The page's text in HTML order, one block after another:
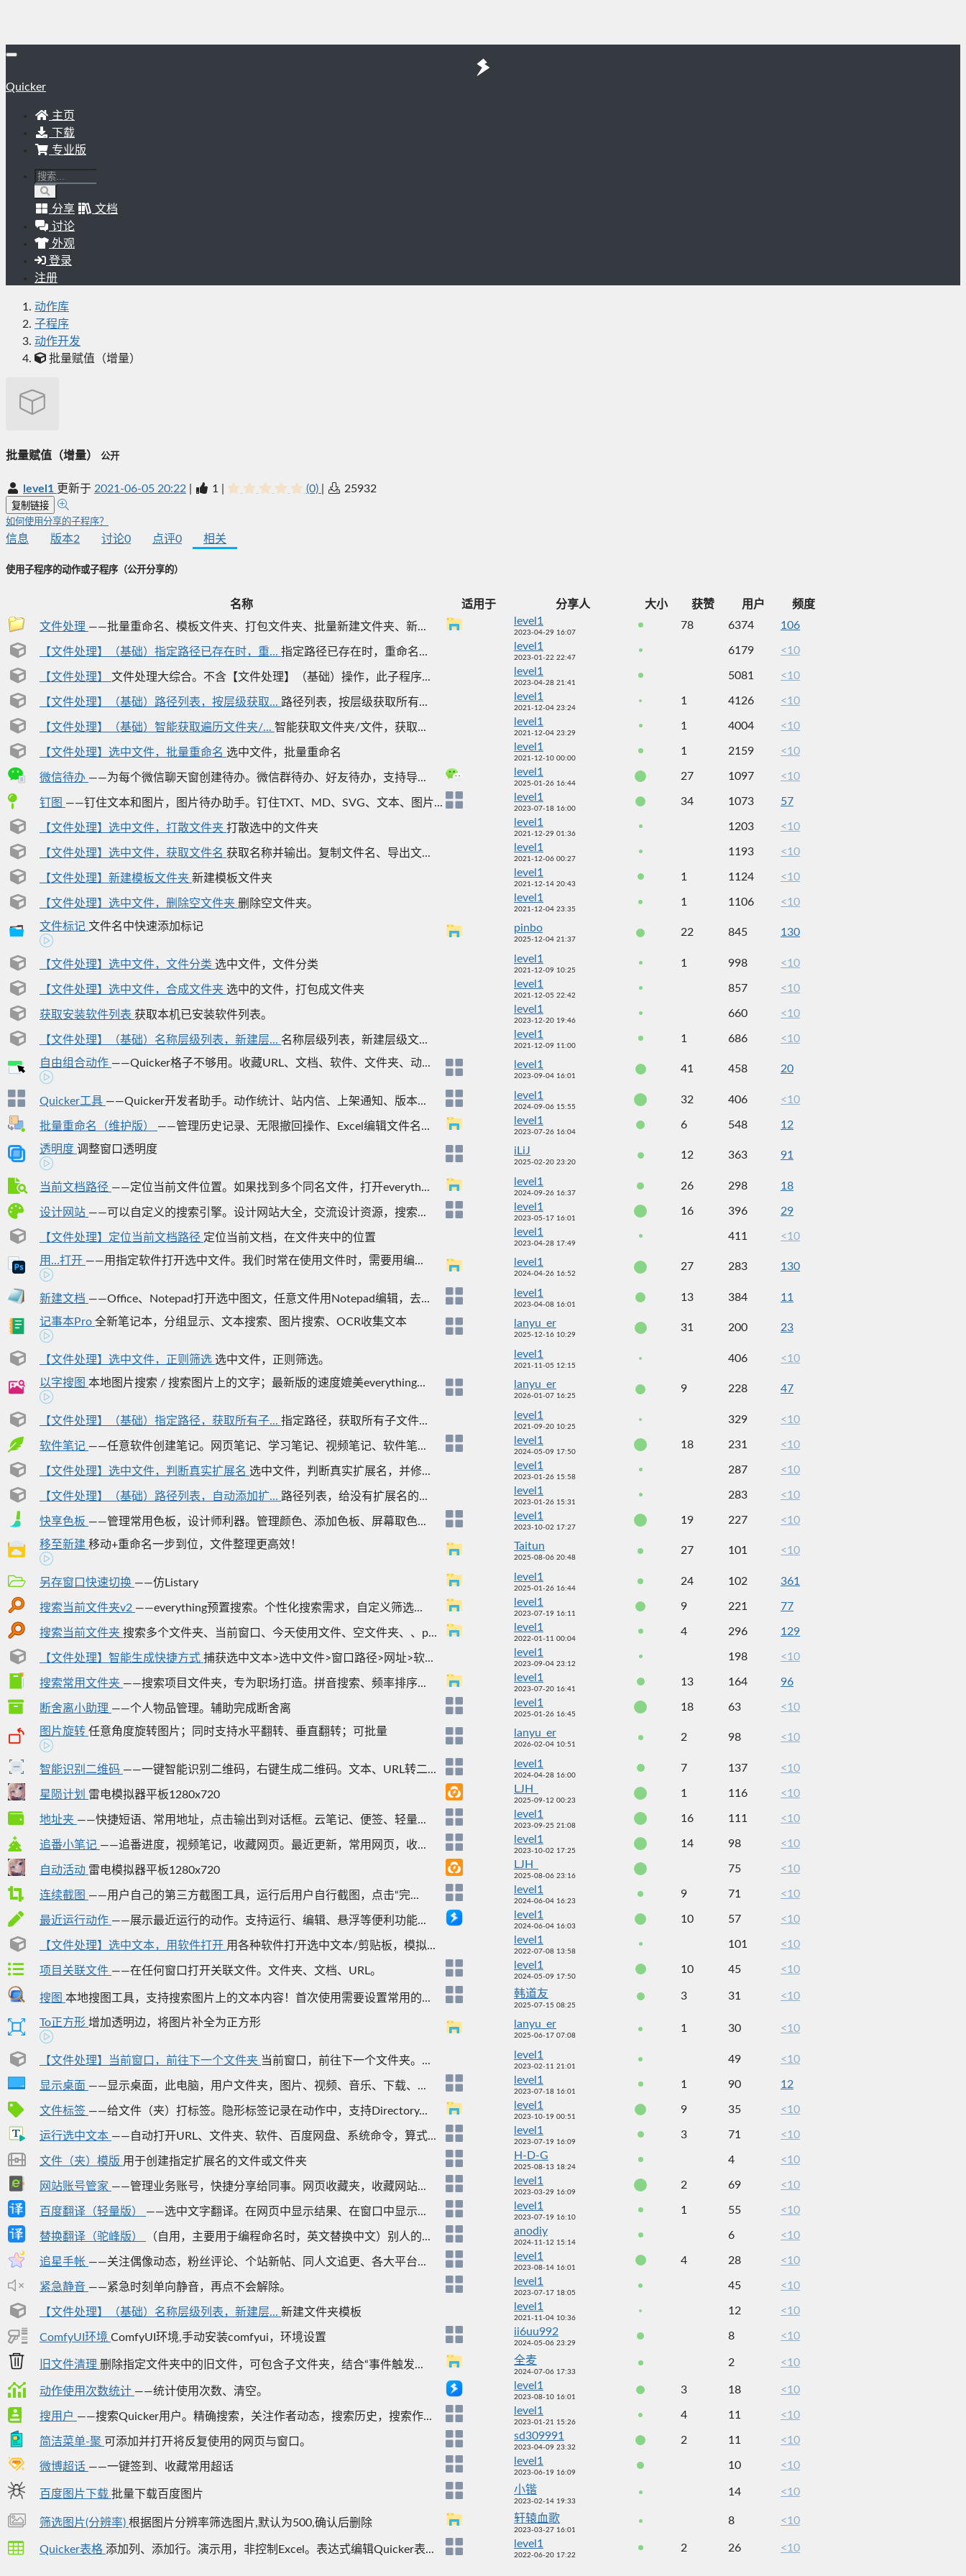
Quicker
主页
下载
专业版
分享
文档
讨论
外观
登录
注册
动作库
子程序
动作开发
批量赋值（增量）
批量赋值（增量） 公开
level1 更新于 2021-06-05 20:22 1 (0) 25932
复制链接
如何使用分享的子程序？
信息 版本2 讨论0 点评0 相关
使用子程序的动作或子程序（公开分享的）
名称 适用于 分享人 大小 获赞 用户
频度
文件处理 ——批量重命名、模板文件夹、打包文件夹、批量新建文件夹、新... level1
2023-04-29 16:07
78 6374 106
【文件处理】（基础）指定路径已存在时，重... 指定路径已存在时，重命名... level1
2023-01-22 22:47
6179 <10
【文件处理】 文件处理大综合。不含【文件处理】（基础）操作，此子程序... level1
2023-04-28 21:41
5081 <10
【文件处理】（基础）路径列表，按层级获取... 路径列表，按层级获取所有... level1
2021-12-04 23:24
1 4126 <10
【文件处理】（基础）智能获取遍历文件夹/... 智能获取文件夹/文件，获取... level1
2021-12-04 23:29
1 4004 <10
【文件处理】选中文件，批量重命名 选中文件，批量重命名 level1
2021-12-10 00:00
1 2159 <10
微信待办 ——为每个微信聊天窗创建待办。微信群待办、好友待办，支持导... level1
2025-01-26 16:44
27 1097 <10
钉图 ——钉住文本和图片，图片待办助手。钉住TXT、MD、SVG、文本、图片... level1
2023-07-18 16:00
34 1073 57
【文件处理】选中文件，打散文件夹 打散选中的文件夹 level1
2021-12-29 01:36
1203 <10
【文件处理】选中文件，获取文件名 获取名称并输出。复制文件名、导出文... level1
2021-12-06 00:27
1193 <10
【文件处理】新建模板文件夹 新建模板文件夹 level1
2021-12-14 20:43
1 1124 <10
【文件处理】选中文件，删除空文件夹 删除空文件夹。 level1
2021-12-04 23:35
1 1106 <10
文件标记 文件名中快速添加标记 pinbo
2025-12-04 21:37
22 845 130
【文件处理】选中文件，文件分类 选中文件，文件分类 level1
2021-12-09 10:25
1 998 <10
【文件处理】选中文件，合成文件夹 选中的文件，打包成文件夹 level1
2021-12-05 22:42
857 <10
获取安装软件列表 获取本机已安装软件列表。 level1
2023-12-20 19:46
660 <10
【文件处理】（基础）名称层级列表，新建层... 名称层级列表，新建层级文... level1
2021-12-09 11:00
1 686 <10
自由组合动作 ——Quicker格子不够用。收藏URL、文档、软件、文件夹、动... level1
2023-09-04 16:01
41 458 20
Quicker工具 ——Quicker开发者助手。动作统计、站内信、上架通知、版本... level1
2024-09-06 15:55
32 406 <10
批量重命名（维护版） ——管理历史记录、无限撤回操作、Excel编辑文件名... level1
2023-07-26 16:04
6 548 12
透明度 调整窗口透明度 iLiJ
2025-02-20 23:20
12 363 91
当前文档路径 ——定位当前文件位置。如果找到多个同名文件，打开everyth... level1
2024-09-26 16:37
26 298 18
设计网站 ——可以自定义的搜索引擎。设计网站大全，交流设计资源，搜索... level1
2023-05-17 16:01
16 396 29
【文件处理】定位当前文档路径 定位当前文档，在文件夹中的位置 level1
2023-04-28 17:49
411 <10
用…打开 ——用指定软件打开选中文件。我们时常在使用文件时，需要用编... level1
2024-04-26 16:52
27 283 130
新建文档 ——Office、Notepad打开选中图文，任意文件用Notepad编辑，去... level1
2023-04-08 16:01
13 384 11
记事本Pro 全新笔记本，分组显示、文本搜索、图片搜索、OCR收集文本 lanyu_er
2025-12-16 10:29
31 200 23
【文件处理】选中文件，正则筛选 选中文件，正则筛选。 level1
2021-11-05 12:15
406 <10
以字搜图 本地图片搜索 / 搜索图片上的文字；最新版的速度媲美everything... lanyu_er
2026-01-07 16:25
9 228 47
【文件处理】（基础）指定路径，获取所有子... 指定路径，获取所有子文件... level1
2021-09-20 10:25
329 <10
软件笔记 ——任意软件创建笔记。网页笔记、学习笔记、视频笔记、软件笔... level1
2024-05-09 17:50
18 231 <10
【文件处理】选中文件，判断真实扩展名 选中文件，判断真实扩展名，并修... level1
2023-01-26 15:58
287 <10
【文件处理】（基础）路径列表，自动添加扩... 路径列表，给没有扩展名的... level1
2023-01-26 15:31
283 <10
快享色板 ——管理常用色板，设计师利器。管理颜色、添加色板、屏幕取色... level1
2023-10-02 17:27
19 227 <10
移至新建 移动+重命名一步到位，文件整理更高效！ Taitun
2025-08-06 20:48
27 101 <10
另存窗口快速切换 ——仿Listary level1
2025-01-26 16:44
24 102 361
搜索当前文件夹v2 ——everything预置搜索。个性化搜索需求，自定义筛选... level1
2023-07-19 16:11
9 221 77
搜索当前文件夹 搜索多个文件夹、当前窗口、今天使用文件、空文件夹、、p... level1
2022-01-11 00:04
4 296 129
【文件处理】智能生成快捷方式 捕获选中文本>选中文件>窗口路径>网址>软... level1
2023-09-04 23:12
198 <10
搜索常用文件夹 ——搜索项目文件夹，专为职场打造。拼音搜索、频率排序... level1
2023-07-20 16:41
13 164 96
断舍离小助理 ——个人物品管理。辅助完成断舍离 level1
2025-01-26 16:45
18 63 <10
图片旋转 任意角度旋转图片；同时支持水平翻转、垂直翻转；可批量 lanyu_er
2026-02-04 10:51
2 98 <10
智能识别二维码 ——一键智能识别二维码，右键生成二维码。文本、URL转二... level1
2024-04-28 16:00
7 137 <10
星陨计划 雷电模拟器平板1280x720 LJH_
2025-09-12 00:23
1 116 <10
地址夹 ——快捷短语、常用地址，点击输出到对话框。云笔记、便签、轻量... level1
2023-09-25 21:08
16 111 <10
追番小笔记 ——追番进度，视频笔记，收藏网页。最近更新，常用网页，收... level1
2023-10-02 17:25
14 98 <10
自动活动 雷电模拟器平板1280x720 LJH_
2025-08-06 23:16
75 <10
连续截图 ——用户自己的第三方截图工具，运行后用户自行截图，点击“完... level1
2024-06-04 16:23
9 71 <10
最近运行动作 ——展示最近运行的动作。支持运行、编辑、悬浮等便利功能... level1
2024-06-04 16:03
10 57 <10
【文件处理】选中文本，用软件打开 用各种软件打开选中文本/剪贴板，模拟... level1
2022-07-08 13:58
101 <10
项目关联文件 ——在任何窗口打开关联文件。文件夹、文档、URL。 level1
2024-05-09 17:50
10 45 <10
搜图 本地搜图工具，支持搜索图片上的文本内容！首次使用需要设置常用的... 韩道友
2025-07-15 08:25
3 31 <10
To正方形 增加透明边，将图片补全为正方形 lanyu_er
2025-06-17 07:08
1 30 <10
【文件处理】当前窗口，前往下一个文件夹 当前窗口，前往下一个文件夹。... level1
2023-02-11 21:01
49 <10
显示桌面 ——显示桌面，此电脑，用户文件夹，图片、视频、音乐、下载、... level1
2023-07-18 16:01
1 90 12
文件标签 ——给文件（夹）打标签。隐形标签记录在动作中，支持Directory... level1
2023-10-19 00:51
9 35 <10
运行选中文本 ——自动打开URL、文件夹、软件、百度网盘、系统命令，算式... level1
2023-07-19 16:09
3 71 <10
文件（夹）模版 用于创建指定扩展名的文件或文件夹 H-D-G
2025-08-13 18:24
4 <10
网站账号管家 ——管理业务账号，快捷分享给同事。网页收藏夹，收藏网站... level1
2023-03-29 16:09
2 69 <10
百度翻译（轻量版） ——选中文字翻译。在网页中显示结果、在窗口中显示... level1
2023-07-19 16:10
1 55 <10
替换翻译（驼峰版） （自用，主要用于编程命名时，英文替换中文）别人的... anodiy
2024-11-12 15:14
6 <10
追星手帐 ——关注偶像动态，粉丝评论、个站新帖、同人文追更、各大平台... level1
2023-08-14 16:01
4 28 <10
紧急静音 ——紧急时刻单向静音，再点不会解除。 level1
2023-07-17 18:05
45 <10
【文件处理】（基础）名称层级列表，新建层... 新建文件夹模板 level1
2021-11-04 10:36
12 <10
ComfyUI环境 ComfyUI环境,手动安装comfyui，环境设置 ii6uu992
2024-05-06 23:29
8 <10
旧文件清理 删除指定文件夹中的旧文件，可包含子文件夹，结合“事件触发... 全麦
2024-07-06 17:33
2 <10
动作使用次数统计 ——统计使用次数、清空。 level1
2023-08-10 16:01
3 18 <10
搜用户 ——搜索Quicker用户。精确搜索，关注作者动态，搜索历史，搜索作... level1
2023-01-21 15:26
4 11 <10
简洁菜单-聚 可添加并打开将反复使用的网页与窗口。 sd309991
2023-04-09 23:32
2 11 <10
微博超话 ——一键签到、收藏常用超话 level1
2023-06-19 16:09
10 <10
百度图片下载 批量下载百度图片 小锴
2023-02-14 19:33
14 <10
筛选图片(分辨率) 根据图片分辨率筛选图片,默认为500,确认后删除 轩辕血歌
2023-03-27 16:01
8 <10
Quicker表格 添加列、添加行。演示用，非控制Excel。表达式编辑Quicker表... level1
2022-06-20 17:22
2 26 <10